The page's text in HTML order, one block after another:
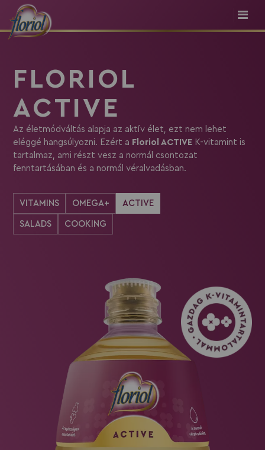
FLORIOL
ACTIVE
Az életmódváltás alapja az aktív élet, ezt nem lehet
eléggé hangsúlyozni. Ezért a Floriol ACTIVE K-vitamint is
tartalmaz, ami részt vesz a normál csontozat
fenntartásában és a normál véralvadásban.
VITAMINS OMEGA+ ACTIVE
SALADS COOKING